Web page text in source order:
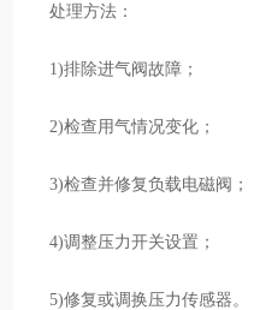
处理方法：
1)排除进气阀故障；
2)检查用气情况变化；
3)检查并修复负载电磁阀；
4)调整压力开关设置；
5)修复或调换压力传感器。